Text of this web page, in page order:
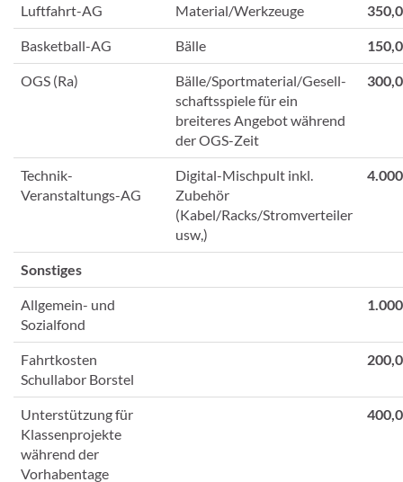
Luftfahrt-AG Material/Werkzeuge
Basketball-AG Bälle
OGS (Ra)
Bälle/Sportmaterial/Gesell-
schaftsspiele für ein
breiteres Angebot während
der OGS-Zeit
Technik-
Veranstaltungs-AG
Digital-Mischpult inkl.
Zubehör
(Kabel/Racks/Stromverteiler
usw,)
Sonstiges
Allgemein- und
Sozialfond
Fahrtkosten
Schullabor Borstel
Unterstützung für
Klassenprojekte
während der
Vorhabentage